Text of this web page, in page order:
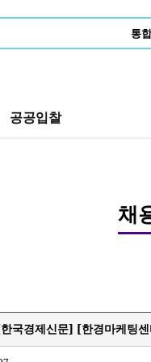
공공입찰
채
국경제신문] [한경마케팅